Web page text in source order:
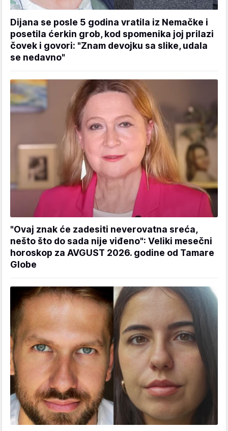
Dijana se posle 5 godina vratila iz Nemačke i
posetila ćerkin grob, kod spomenika joj prilazi
čovek i govori: "Znam devojku sa slike, udala
se nedavno"
"Ovaj znak će zadesiti neverovatna sreća,
nešto što do sada nije viđeno": Veliki mesečni
horoskop za AVGUST 2026. godine od Tamare
Globe